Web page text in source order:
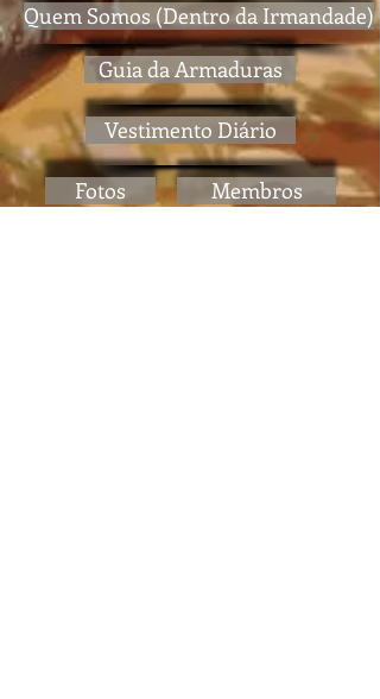
Quem Somos (Dentro da Irmandade)
Guia da Armaduras
Vestimento Diário
Fotos Membros